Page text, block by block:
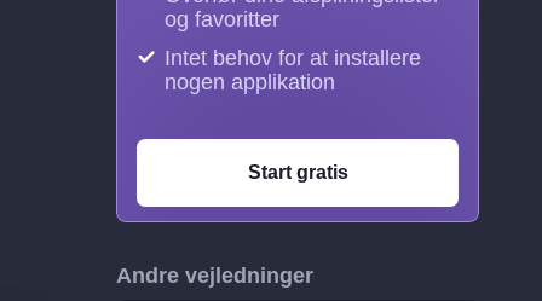
og favoritter
Intet behov for at installere
nogen applikation
Start gratis
Andre vejledninger